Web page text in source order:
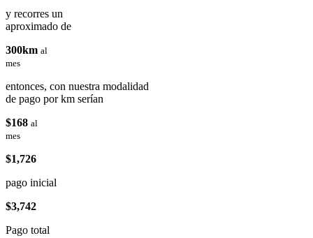
y recorres un
aproximado de
300km al
mes
entonces, con nuestra modalidad
de pago por km serían
$168 al
mes
$1,726
pago inicial
$3,742
Pago total